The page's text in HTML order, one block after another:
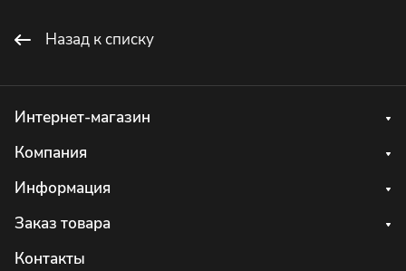
Назад к списку
Интернет-магазин
Компания
Информация
Заказ товара
Контакты